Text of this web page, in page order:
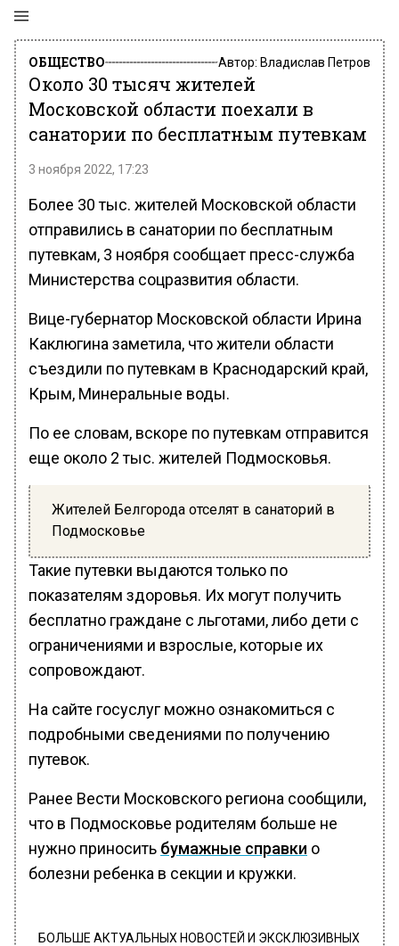
ОБЩЕСТВО Автор: Владислав Петров
Около 30 тысяч жителей
Московской области поехали в
санатории по бесплатным путевкам
3 ноября 2022, 17:23
Более 30 тыс. жителей Московской области
отправились в санатории по бесплатным
путевкам, 3 ноября сообщает пресс-служба
Министерства соцразвития области.
Вице-губернатор Московской области Ирина
Каклюгина заметила, что жители области
съездили по путевкам в Краснодарский край,
Крым, Минеральные воды.
По ее словам, вскоре по путевкам отправится
еще около 2 тыс. жителей Подмосковья.
Жителей Белгорода отселят в санаторий в
Подмосковье
Такие путевки выдаются только по
показателям здоровья. Их могут получить
бесплатно граждане с льготами, либо дети с
ограничениями и взрослые, которые их
сопровождают.
На сайте госуслуг можно ознакомиться с
подробными сведениями по получению
путевок.
Ранее Вести Московского региона сообщили,
что в Подмосковье родителям больше не
нужно приносить бумажные справки о
болезни ребенка в секции и кружки.
БОЛЬШЕ АКТУАЛЬНЫХ НОВОСТЕЙ И ЭКСКЛЮЗИВНЫХ